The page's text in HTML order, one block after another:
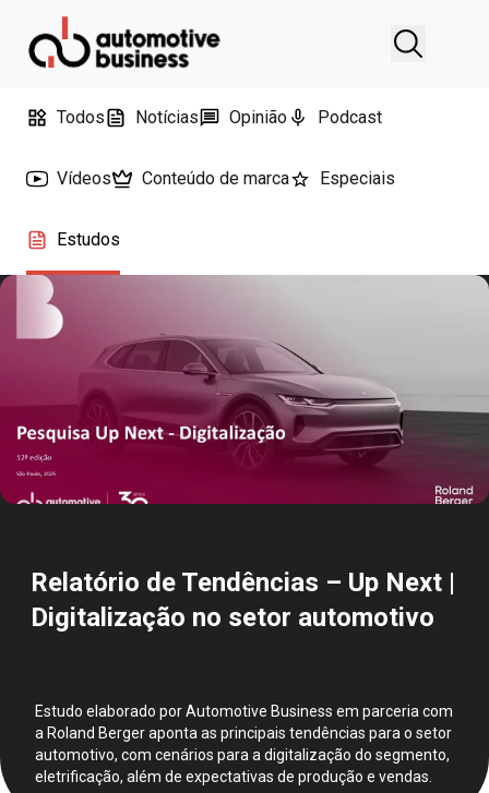
Todos Notícias Opinião Podcast
Vídeos Conteúdo de marca Especiais
Estudos
Relatório de Tendências – Up Next |
Digitalização no setor automotivo
Estudo elaborado por Automotive Business em parceria com
a Roland Berger aponta as principais tendências para o setor
automotivo, com cenários para a digitalização do segmento,
eletrificação, além de expectativas de produção e vendas.